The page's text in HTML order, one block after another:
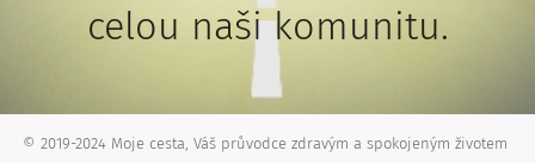
celou naši komunitu.
© 2019-2024 Moje cesta, Váš průvodce zdravým a spokojeným životem